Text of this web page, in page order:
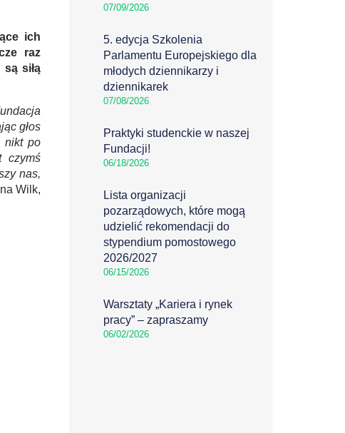
ich
raz
siłą
głos
nikt po
czymś
nas,
Wilk,
07/09/2026
5. edycja Szkolenia
Parlamentu Europejskiego dla
młodych dziennikarzy i
dziennikarek
07/08/2026
Praktyki studenckie w naszej
Fundacji!
06/18/2026
Lista organizacji
pozarządowych, które mogą
udzielić rekomendacji do
stypendium pomostowego
2026/2027
06/15/2026
Warsztaty „Kariera i rynek
pracy” – zapraszamy
06/02/2026